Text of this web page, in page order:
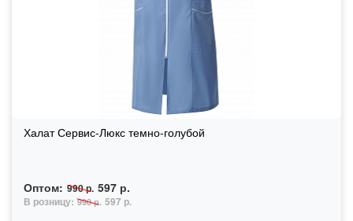
Халат Сервис-Люкс темно-голубой
Оптом: 990 р. 597 р.
В розницу: 990 р. 597 р.